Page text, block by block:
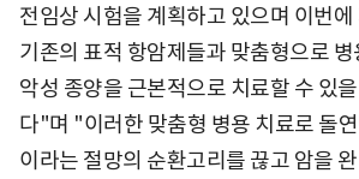
전임상 시험을 계획하고 있으며 이번
기존의 표적 항암제들과 맞춤형으로
악성 종양을 근본적으로 치료할 수 있
다"며 "이러한 맞춤형 병용 치료로 돌
이라는 절망의 순환고리를 끊고 암을